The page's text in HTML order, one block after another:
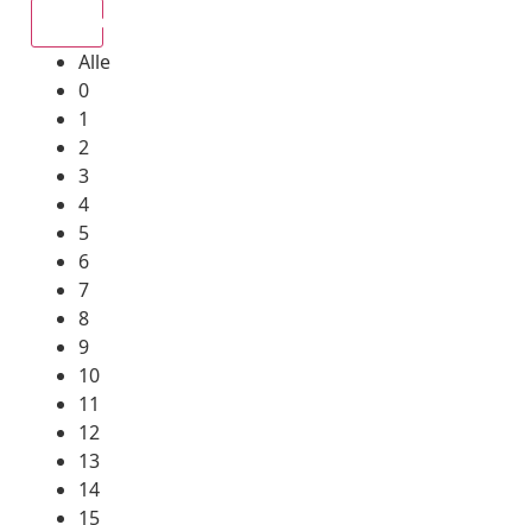
Alle
0
1
2
3
4
5
6
7
8
9
10
11
12
13
14
15